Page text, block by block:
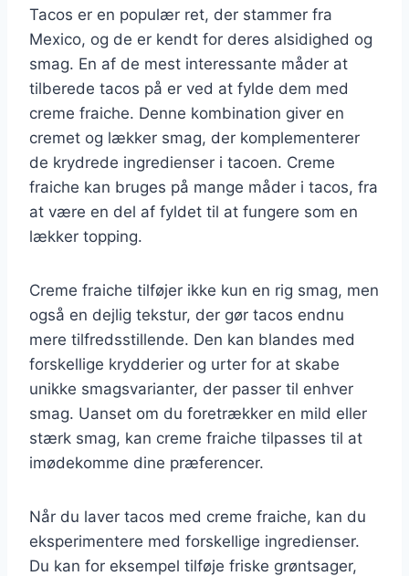
Tacos er en populær ret, der stammer fra
Mexico, og de er kendt for deres alsidighed og
smag. En af de mest interessante måder at
tilberede tacos på er ved at fylde dem med
creme fraiche. Denne kombination giver en
cremet og lækker smag, der komplementerer
de krydrede ingredienser i tacoen. Creme
fraiche kan bruges på mange måder i tacos, fra
at være en del af fyldet til at fungere som en
lækker topping.
Creme fraiche tilføjer ikke kun en rig smag, men
også en dejlig tekstur, der gør tacos endnu
mere tilfredsstillende. Den kan blandes med
forskellige krydderier og urter for at skabe
unikke smagsvarianter, der passer til enhver
smag. Uanset om du foretrækker en mild eller
stærk smag, kan creme fraiche tilpasses til at
imødekomme dine præferencer.
Når du laver tacos med creme fraiche, kan du
eksperimentere med forskellige ingredienser.
Du kan for eksempel tilføje friske grøntsager,